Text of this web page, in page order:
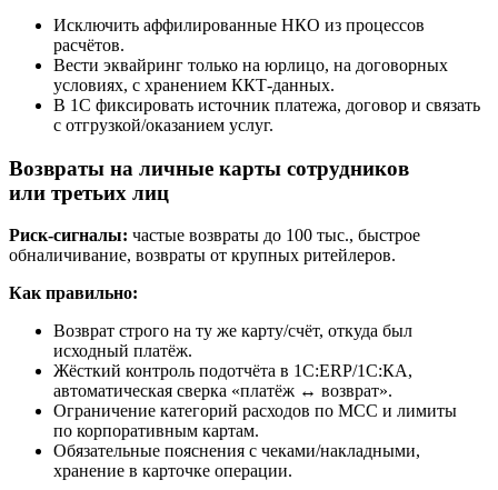
Исключить аффилированные НКО из процессов
расчётов.
Вести эквайринг только на юрлицо, на договорных
условиях, с хранением ККТ-данных.
В 1С фиксировать источник платежа, договор и связать
с отгрузкой/оказанием услуг.
Возвраты на личные карты сотрудников
или третьих лиц
Риск-сигналы: частые возвраты до 100 тыс., быстрое
обналичивание, возвраты от крупных ритейлеров.
Как правильно:
Возврат строго на ту же карту/счёт, откуда был
исходный платёж.
Жёсткий контроль подотчёта в 1С:ERP/1С:КА,
автоматическая сверка «платёж ↔ возврат».
Ограничение категорий расходов по MCC и лимиты
по корпоративным картам.
Обязательные пояснения с чеками/накладными,
хранение в карточке операции.